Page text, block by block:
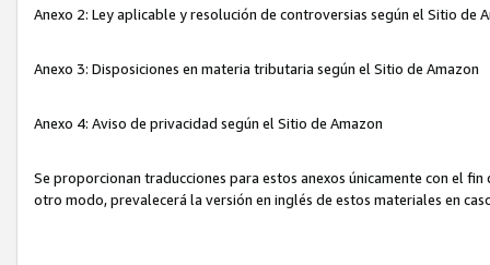
Anexo 2: Ley aplicable y resolución de controversias según el Sitio de
Anexo 3: Disposiciones en materia tributaria según el Sitio de Amazon
Anexo 4: Aviso de privacidad según el Sitio de Amazon
Se proporcionan traducciones para estos anexos únicamente con el
otro modo, prevalecerá la versión en inglés de estos materiales en